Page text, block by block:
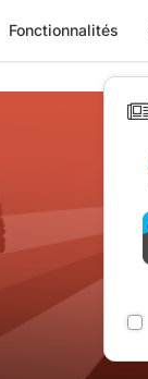
Fonctionnalités